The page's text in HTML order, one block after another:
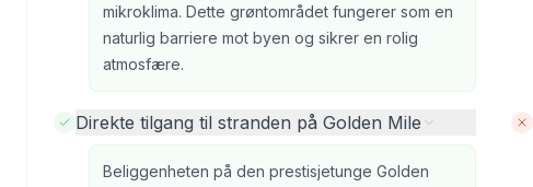
mikroklima. Dette grøntområdet fungerer som en
naturlig barriere mot byen og sikrer en rolig
atmosfære.
Direkte tilgang til stranden på Golden Mile
Beliggenheten på den prestisjetunge Golden